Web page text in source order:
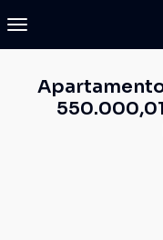
Apartamento